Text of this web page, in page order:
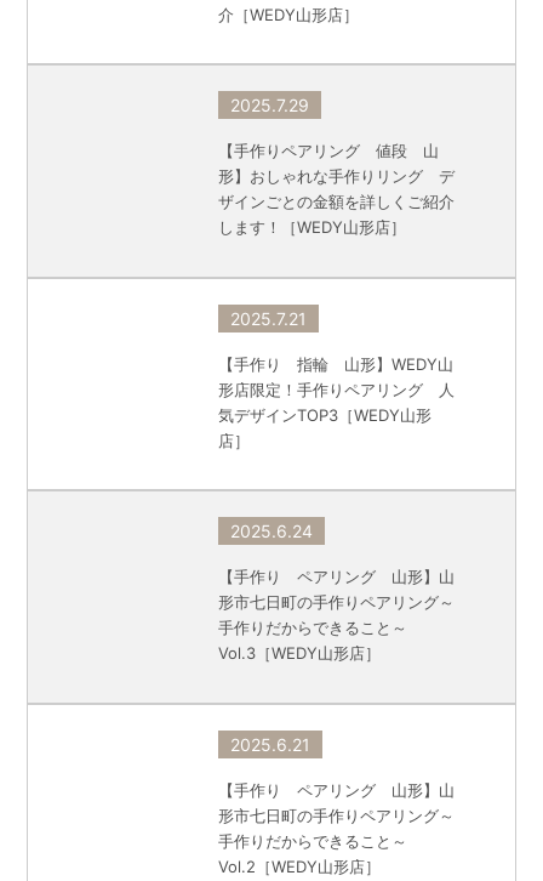
介［WEDY山形店］
2025.7.29
【手作りペアリング 値段 山
形】おしゃれな手作りリング デ
ザインごとの金額を詳しくご紹介
します！［WEDY山形店］
2025.7.21
【手作り 指輪 山形】WEDY山
形店限定！手作りペアリング 人
気デザインTOP3［WEDY山形
店］
2025.6.24
【手作り ペアリング 山形】山
形市七日町の手作りペアリング～
手作りだからできること～
Vol.3［WEDY山形店］
2025.6.21
【手作り ペアリング 山形】山
形市七日町の手作りペアリング～
手作りだからできること～
Vol.2［WEDY山形店］